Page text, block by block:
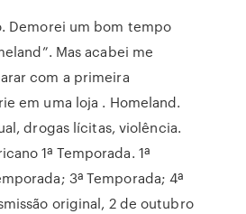
Demorei um bom tempo
Mas acabei me
com a primeira
em uma loja . Homeland.
drogas lícitas, violência.
1ª Temporada. 1ª
3ª Temporada; 4ª
original, 2 de outubro